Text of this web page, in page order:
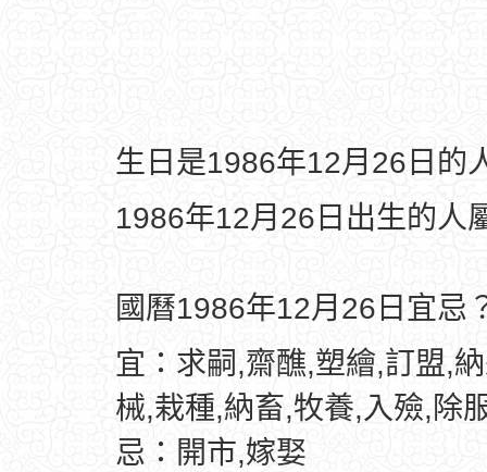
生日是1986年12月26日的
1986年12月26日出生的人
國曆1986年12月26日宜忌
宜：求嗣,齋醮,塑繪,訂盟,
械,栽種,納畜,牧養,入殮,除
忌：開市,嫁娶